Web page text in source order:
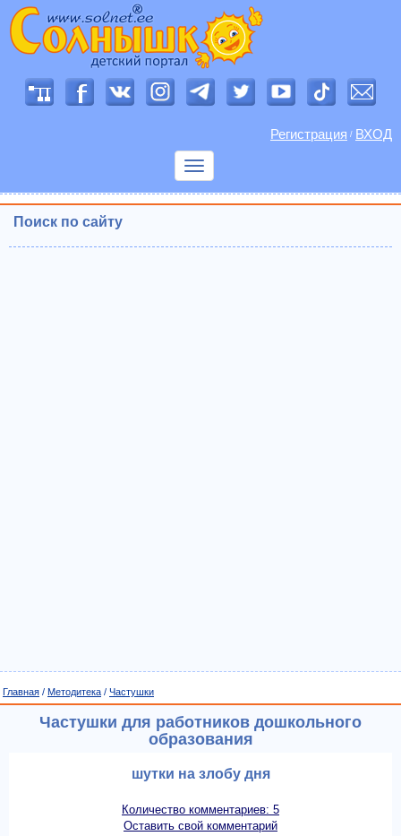
Регистрация / ВХОД
Показать
Поиск по сайту
Главная / Методитека / Частушки
Частушки для работников дошкольного
образования
шутки на злобу дня
Количество комментариев: 5
Оставить свой комментарий